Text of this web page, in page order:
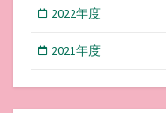
2022年度
2021年度